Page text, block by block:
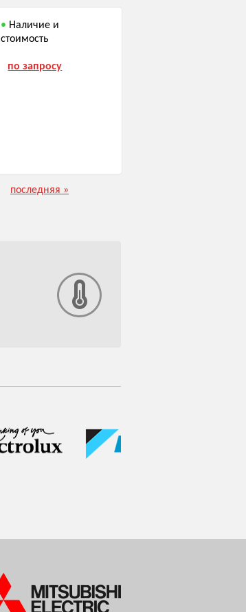
Наличие и
стоимость
по запросу
последняя »